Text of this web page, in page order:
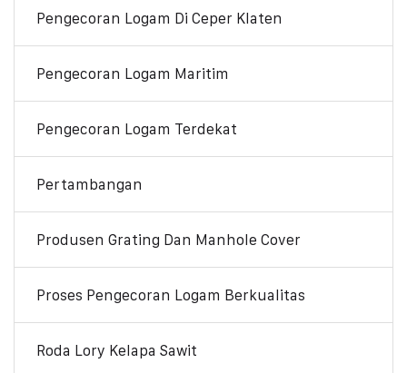
Pengecoran Logam Di Ceper Klaten
Pengecoran Logam Maritim
Pengecoran Logam Terdekat
Pertambangan
Produsen Grating Dan Manhole Cover
Proses Pengecoran Logam Berkualitas
Roda Lory Kelapa Sawit